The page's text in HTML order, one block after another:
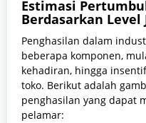
Estimasi
Berdasarkan Level
Penghasilan dalam
beberapa komponen,
kehadiran, hingga
toko. Berikut adalah
penghasilan yang dapat
pelamar: